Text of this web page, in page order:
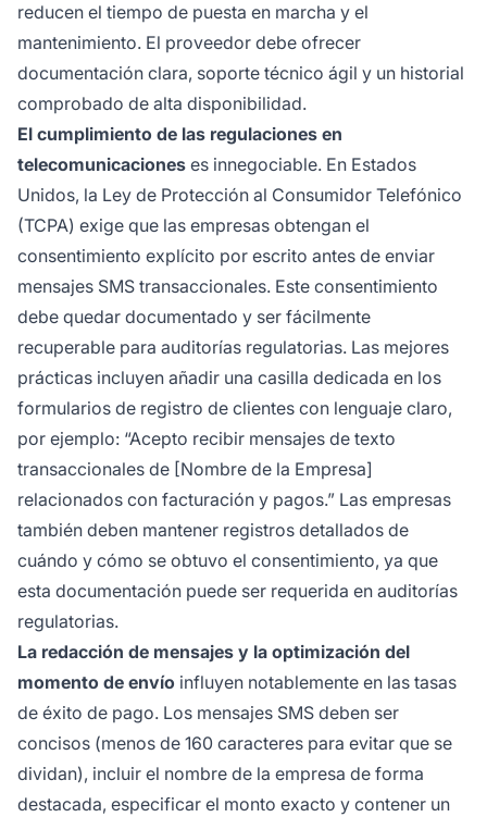
reducen el tiempo de puesta en marcha y el
mantenimiento. El proveedor debe ofrecer
documentación clara, soporte técnico ágil y un historial
comprobado de alta disponibilidad.
El cumplimiento de las regulaciones en
telecomunicaciones es innegociable. En Estados
Unidos, la Ley de Protección al Consumidor Telefónico
(TCPA) exige que las empresas obtengan el
consentimiento explícito por escrito antes de enviar
mensajes SMS transaccionales. Este consentimiento
debe quedar documentado y ser fácilmente
recuperable para auditorías regulatorias. Las mejores
prácticas incluyen añadir una casilla dedicada en los
formularios de registro de clientes con lenguaje claro,
por ejemplo: “Acepto recibir mensajes de texto
transaccionales de [Nombre de la Empresa]
relacionados con facturación y pagos.” Las empresas
también deben mantener registros detallados de
cuándo y cómo se obtuvo el consentimiento, ya que
esta documentación puede ser requerida en auditorías
regulatorias.
La redacción de mensajes y la optimización del
momento de envío influyen notablemente en las tasas
de éxito de pago. Los mensajes SMS deben ser
concisos (menos de 160 caracteres para evitar que se
dividan), incluir el nombre de la empresa de forma
destacada, especificar el monto exacto y contener un